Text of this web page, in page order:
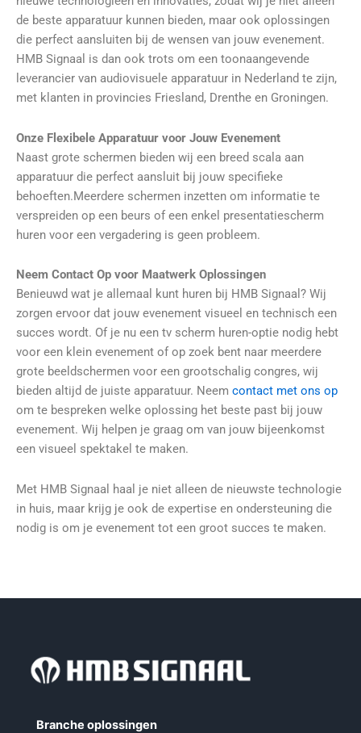
de beste apparatuur kunnen bieden, maar ook oplossingen
die perfect aansluiten bij de wensen van jouw evenement.
HMB Signaal is dan ook trots om een toonaangevende
leverancier van audiovisuele apparatuur in Nederland te zijn,
met klanten in provincies Friesland, Drenthe en Groningen.
Onze Flexibele Apparatuur voor Jouw Evenement
Naast grote schermen bieden wij een breed scala aan
apparatuur die perfect aansluit bij jouw specifieke
behoeften.Meerdere schermen inzetten om informatie te
verspreiden op een beurs of een enkel presentatiescherm
huren voor een vergadering is geen probleem.
Neem Contact Op voor Maatwerk Oplossingen
Benieuwd wat je allemaal kunt huren bij HMB Signaal? Wij
zorgen ervoor dat jouw evenement visueel en technisch een
succes wordt. Of je nu een tv scherm huren-optie nodig hebt
voor een klein evenement of op zoek bent naar meerdere
grote beeldschermen voor een grootschalig congres, wij
bieden altijd de juiste apparatuur. Neem contact met ons op
om te bespreken welke oplossing het beste past bij jouw
evenement. Wij helpen je graag om van jouw bijeenkomst
een visueel spektakel te maken.
Met HMB Signaal haal je niet alleen de nieuwste technologie
in huis, maar krijg je ook de expertise en ondersteuning die
nodig is om je evenement tot een groot succes te maken.
Branche oplossingen